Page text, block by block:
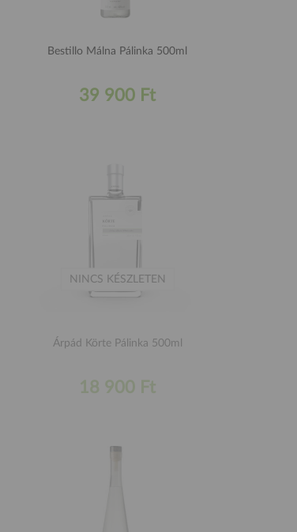
Bestillo Málna Pálinka 500ml
39 900 Ft
NINCS KÉSZLETEN
Árpád Körte Pálinka 500ml
18 900 Ft